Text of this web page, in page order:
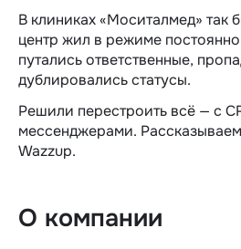
В клиниках «Моситалмед» так
центр жил в режиме
путались ответственные,
дублировались статусы.
Решили перестроить всё — с
мессенджерами.
Wazzup.
О компании